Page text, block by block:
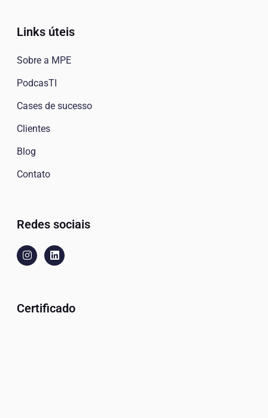
Links úteis
Sobre a MPE
PodcasTI
Cases de sucesso
Clientes
Blog
Contato
Redes sociais
Certificado